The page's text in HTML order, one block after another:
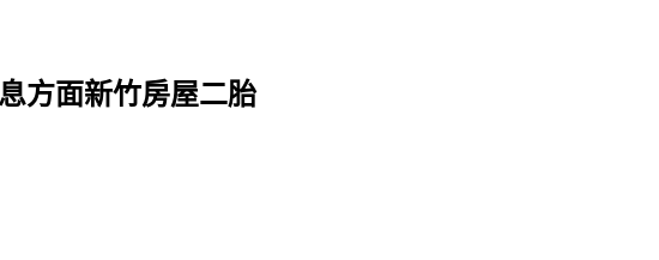
方面新竹房屋二胎